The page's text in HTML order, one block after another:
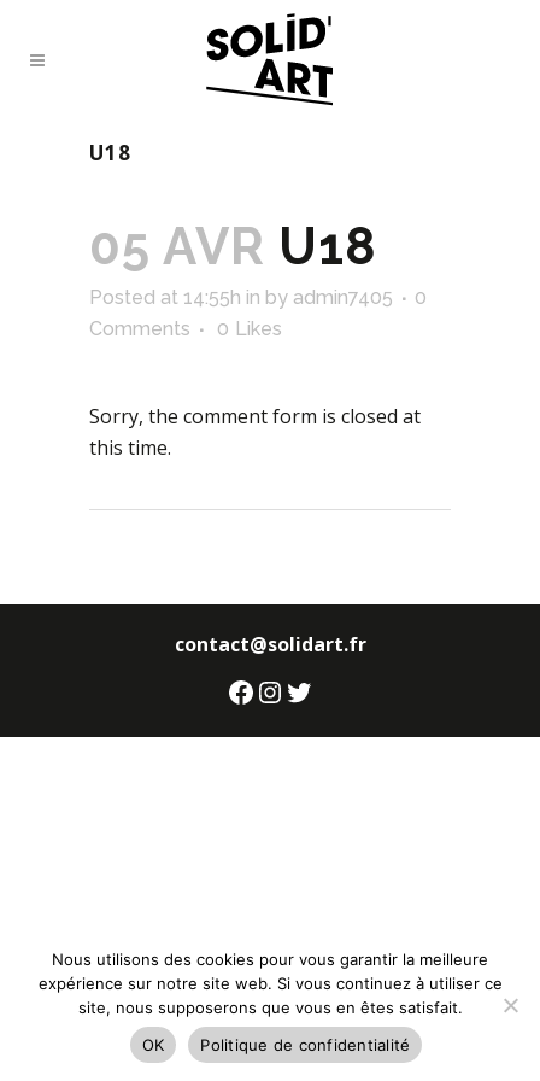
U18
05 AVR U18
Posted at 14:55h in by admin7405
0
Comments
0 Likes
Sorry, the comment form is closed at
this time.
contact@solidart.fr
Facebook
Instagram
Twitter
Nous utilisons des cookies pour vous garantir la meilleure
expérience sur notre site web. Si vous continuez à utiliser ce
site, nous supposerons que vous en êtes satisfait.
OK
Politique de confidentialité